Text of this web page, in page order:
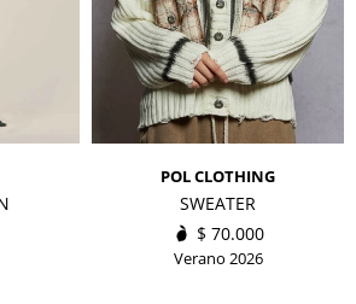
POL CLOTHING
SWEATER
$ 70.000
Verano 2026